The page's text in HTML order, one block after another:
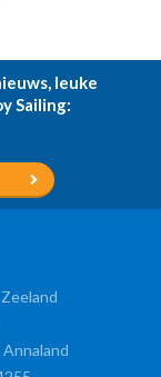
leuke
Sailing: